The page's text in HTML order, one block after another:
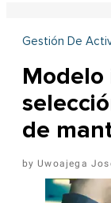
Gestión De
de
Uwoajega